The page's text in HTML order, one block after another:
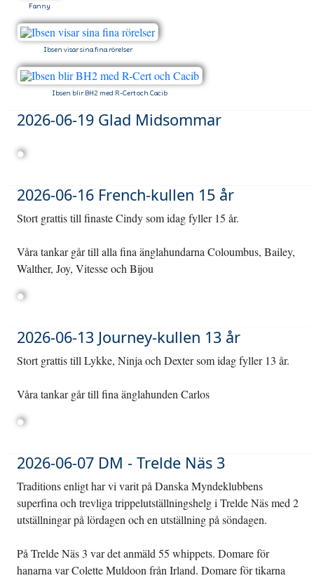
Fanny
Ibsen visar sina fina rörelser
Ibsen blir BH2 med R-Cert och Cacib
2026-06-19 Glad Midsommar
2026-06-16 French-kullen 15 år
Stort grattis till finaste Cindy som idag fyller 15 år.
Våra tankar går till alla fina änglahundarna Coloumbus, Bailey,
Walther, Joy, Vitesse och Bijou
2026-06-13 Journey-kullen 13 år
Stort grattis till Lykke, Ninja och Dexter som idag fyller 13 år.
Våra tankar går till fina änglahunden Carlos
2026-06-07 DM - Trelde Näs 3
Traditions enligt har vi varit på Danska Myndeklubbens
superfina och trevliga trippelutställningshelg i Trelde Näs med 2
utställningar på lördagen och en utställning på söndagen.
På Trelde Näs 3 var det anmäld 55 whippets. Domare för
hanarna var Colette Muldoon från Irland. Domare för tikarna